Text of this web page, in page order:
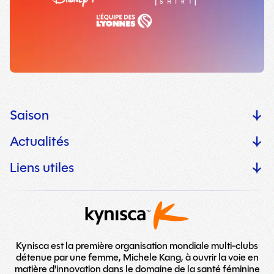
Saison
Actualités
Liens utiles
Kynisca est la première organisation mondiale multi-clubs
détenue par une femme, Michele Kang, à ouvrir la voie en
matière d'innovation dans le domaine de la santé féminine